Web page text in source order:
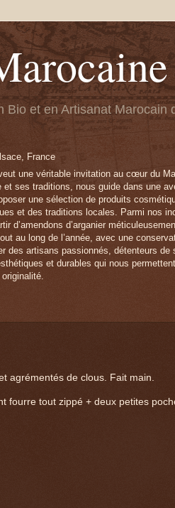
Bio et en Artisanat Marocain
France
une véritable invitation au cœur du
ses traditions, nous guide dans une
une sélection de produits
et des traditions locales. Parmi nos
d’amendons d’arganier
au long de l’année, avec une
des artisans passionnés, détenteurs
et durables qui nous
agrémentés de clous. Fait main.
fourre tout zippé + deux petites